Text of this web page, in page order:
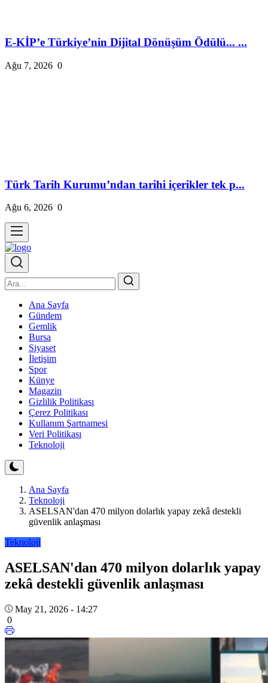
E-KİP’e Türkiye’nin Dijital Dönüşüm Ödülü... ...
Ağu 7, 2026 0
Türk Tarih Kurumu’ndan tarihi içerikler tek p...
Ağu 6, 2026 0
Ana Sayfa
Gündem
Gemlik
Bursa
Siyaset
İletişim
Spor
Künye
Magazin
Gizlilik Politikası
Çerez Politikası
Kullanım Şartnamesi
Veri Politikası
Teknoloji
Ana Sayfa
Teknoloji
ASELSAN'dan 470 milyon dolarlık yapay zekâ destekli
güvenlik anlaşması
Teknoloji
ASELSAN'dan 470 milyon dolarlık yapay
zekâ destekli güvenlik anlaşması
May 21, 2026 - 14:27
0